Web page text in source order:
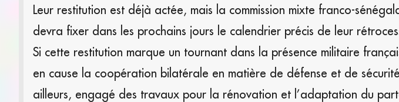
Leur restitution est déjà actée, mais la commission mixte franco-
devra fixer dans les prochains jours le calendrier précis de leur
Si cette restitution marque un tournant dans la présence militaire
en cause la coopération bilatérale en matière de défense et de
ailleurs, engagé des travaux pour la rénovation et l’adaptation du